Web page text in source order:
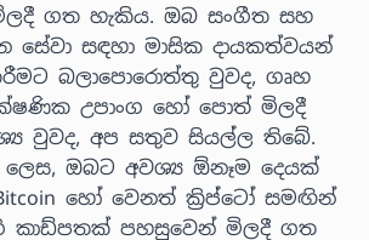
ගත හැකිය. ඔබ සංගීත සහ
සේවා සඳහා මාසික දායකත්වයන්
බලාපොරොත්තු වුවද, ගෘහ
උපාංග හෝ පොත් මිලදී
වුවද, අප සතුව සියල්ල තිබේ.
ඔබට අවශ්‍ය ඕනෑම දෙයක්
හෝ වෙනත් ක්‍රිප්ටෝ සමඟින්
කාඩ්පතක් පහසුවෙන් මිලදී ගත